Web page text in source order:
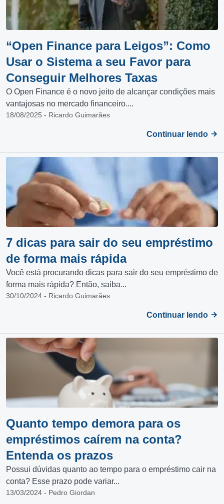
“Open Finance para Leigos”: Como
Usar o Sistema a seu Favor para
Conseguir Melhores Taxas
O Open Finance é o novo jeito de alcançar condições mais
vantajosas no mercado financeiro....
18/08/2025 - Ricardo Guimarães
Continuar lendo
7 dicas para sair do seu empréstimo
de forma mais rápida
Você está procurando dicas para sair do seu empréstimo de
forma mais rápida? Então, saiba...
30/10/2024 - Ricardo Guimarães
Continuar lendo
Quanto tempo demora para os
empréstimos caírem na conta?
Entenda os prazos
Possui dúvidas quanto ao tempo para o empréstimo cair na
conta? Esse prazo pode variar...
13/03/2024 - Pedro Giordan